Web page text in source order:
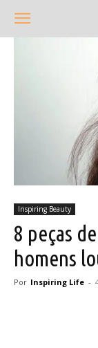
Inspiring Beauty
8 peças
homens
Por Inspiring Life -